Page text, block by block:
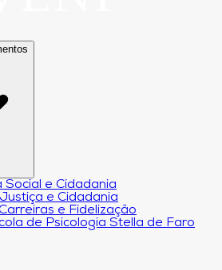
Social e Cidadania
e Cidadania
e Fidelização
de Psicologia Stella de Faro